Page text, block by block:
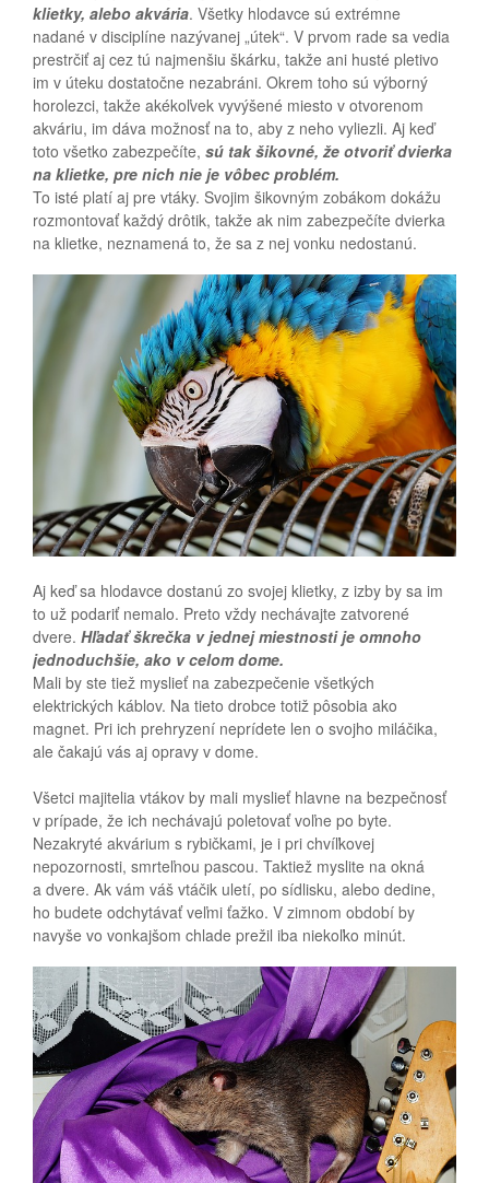
klietky, alebo akvária. Všetky hlodavce sú extrémne
nadané v disciplíne nazývanej „útek“. V prvom rade sa vedia
prestrčiť aj cez tú najmenšiu škárku, takže ani husté pletivo
im v úteku dostatočne nezabráni. Okrem toho sú výborný
horolezci, takže akékoľvek vyvýšené miesto v otvorenom
akváriu, im dáva možnosť na to, aby z neho vyliezli. Aj keď
toto všetko zabezpečíte, sú tak šikovné, že otvoriť dvierka
na klietke, pre nich nie je vôbec problém.
To isté platí aj pre vtáky. Svojim šikovným zobákom dokážu
rozmontovať každý drôtik, takže ak nim zabezpečíte dvierka
na klietke, neznamená to, že sa z nej vonku nedostanú.
Aj keď sa hlodavce dostanú zo svojej klietky, z izby by sa im
to už podariť nemalo. Preto vždy nechávajte zatvorené
dvere. Hľadať škrečka v jednej miestnosti je omnoho
jednoduchšie, ako v celom dome.
Mali by ste tiež myslieť na zabezpečenie všetkých
elektrických káblov. Na tieto drobce totiž pôsobia ako
magnet. Pri ich prehryzení neprídete len o svojho miláčika,
ale čakajú vás aj opravy v dome.
Všetci majitelia vtákov by mali myslieť hlavne na bezpečnosť
v prípade, že ich nechávajú poletovať voľne po byte.
Nezakryté akvárium s rybičkami, je i pri chvíľkovej
nepozornosti, smrteľnou pascou. Taktiež myslite na okná
a dvere. Ak vám váš vtáčik uletí, po sídlisku, alebo dedine,
ho budete odchytávať veľmi ťažko. V zimnom období by
navyše vo vonkajšom chlade prežil iba niekoľko minút.